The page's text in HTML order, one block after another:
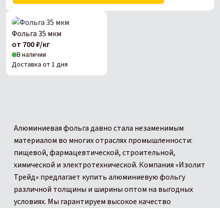
Фольга 35 мкм
от 700 ₽/кг
В наличии
Доставка от 1 дня
Алюминиевая фольга давно стала незаменимым
материалом во многих отраслях промышленности:
пищевой, фармацевтической, строительной,
химической и электротехнической. Компания «Изолит
Трейд» предлагает купить алюминиевую фольгу
различной толщины и ширины оптом на выгодных
условиях. Мы гарантируем высокое качество